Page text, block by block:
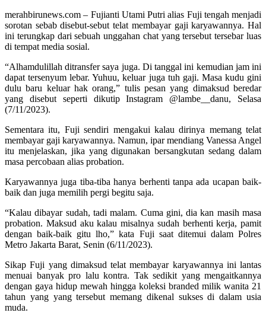
merahbirunews.com – Fujianti Utami Putri alias Fuji tengah menjadi
sorotan sebab disebut-sebut telat membayar gaji karyawannya. Hal
ini terungkap dari sebuah unggahan chat yang tersebut tersebar luas
di tempat media sosial.
“Alhamdulillah ditransfer saya juga. Di tanggal ini kemudian jam ini
dapat tersenyum lebar. Yuhuu, keluar juga tuh gaji. Masa kudu gini
dulu baru keluar hak orang,” tulis pesan yang dimaksud beredar
yang disebut seperti dikutip Instagram @lambe__danu, Selasa
(7/11/2023).
Sementara itu, Fuji sendiri mengakui kalau dirinya memang telat
membayar gaji karyawannya. Namun, ipar mendiang Vanessa Angel
itu menjelaskan, jika yang digunakan bersangkutan sedang dalam
masa percobaan alias probation.
Karyawannya juga tiba-tiba hanya berhenti tanpa ada ucapan baik-
baik dan juga memilih pergi begitu saja.
“Kalau dibayar sudah, tadi malam. Cuma gini, dia kan masih masa
probation. Maksud aku kalau misalnya sudah berhenti kerja, pamit
dengan baik-baik gitu lho,” kata Fuji saat ditemui dalam Polres
Metro Jakarta Barat, Senin (6/11/2023).
Sikap Fuji yang dimaksud telat membayar karyawannya ini lantas
menuai banyak pro lalu kontra. Tak sedikit yang mengaitkannya
dengan gaya hidup mewah hingga koleksi branded milik wanita 21
tahun yang yang tersebut memang dikenal sukses di dalam usia
muda.